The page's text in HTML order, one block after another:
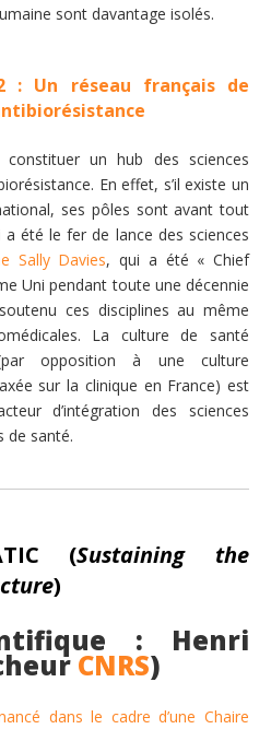
sont davantage isolés.
: Un réseau français de
un hub des sciences
En effet, s’il existe un
ses pôles sont avant tout
été le fer de lance des sciences
Sally Davies, qui a été « Chief
Uni pendant toute une décennie
ces disciplines au même
La culture de santé
opposition à une culture
sur la clinique en France) est
d’intégration des sciences
de santé.
(Sustaining the
)
: Henri
CNRS)
dans le cadre d’une Chaire